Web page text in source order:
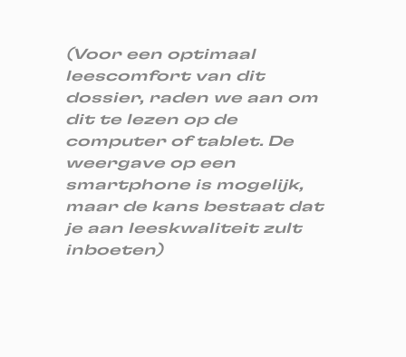
(Voor een optimaal
leescomfort van dit
dossier, raden we aan om
dit te lezen op de
computer of tablet. De
weergave op een
smartphone is mogelijk,
maar de kans bestaat dat
je aan leeskwaliteit zult
inboeten)